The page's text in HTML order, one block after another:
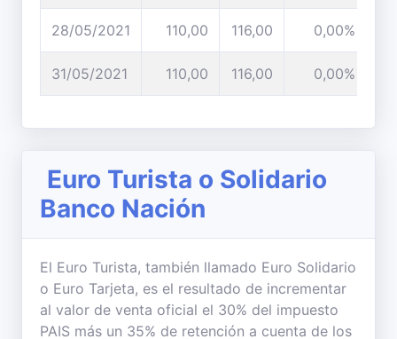
28/05/2021 110,00 116,00 0,00%
31/05/2021 110,00 116,00 0,00%
Euro Turista o Solidario
Banco Nación
El Euro Turista, también llamado Euro Solidario
o Euro Tarjeta, es el resultado de incrementar
al valor de venta oficial el 30% del impuesto
PAIS más un 35% de retención a cuenta de los